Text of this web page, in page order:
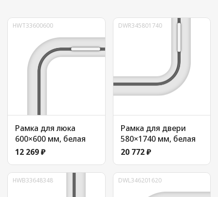
HWT33600600
Рамка для люка
600×600 мм, белая
12 269 ₽
DWR345801740
Рамка для двери
580×1740 мм, белая
20 772 ₽
HWB33648348 DWL346201620